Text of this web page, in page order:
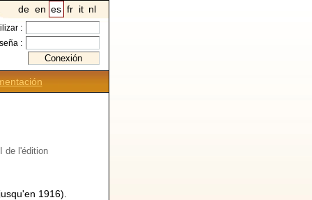
de en es fr it nl
:
:
de l'édition
1916).